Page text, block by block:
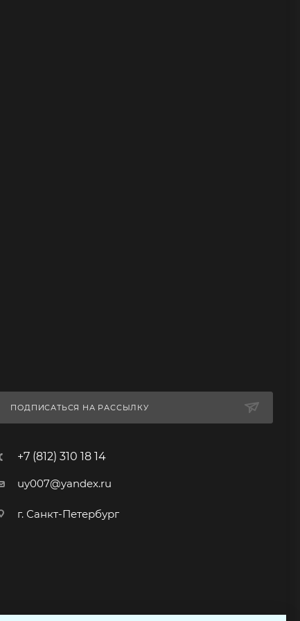
ПОДПИСАТЬСЯ НА РАССЫЛКУ
+7 (812) 310 18 14
uy007@yandex.ru
г. Санкт-Петербург